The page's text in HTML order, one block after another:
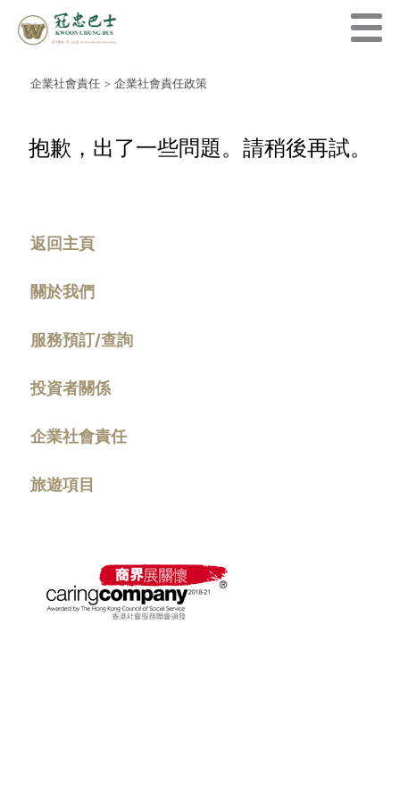
企業社會責任> 企業社會責任政策
抱歉，出了一些問題。請稍後再試。
返回主頁
關於我們
服務預訂/查詢
投資者關係
企業社會責任
旅遊項目